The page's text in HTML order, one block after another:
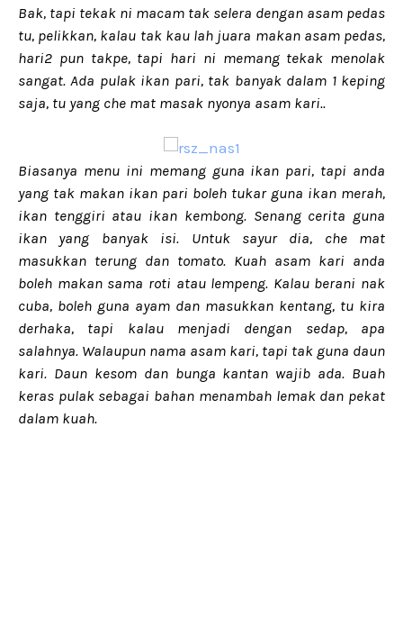
Bak, tapi tekak ni macam tak selera dengan asam pedas
tu, pelikkan, kalau tak kau lah juara makan asam pedas,
hari2 pun takpe, tapi hari ni memang tekak menolak
sangat. Ada pulak ikan pari, tak banyak dalam 1 keping
saja, tu yang che mat masak nyonya asam kari..
Biasanya menu ini memang guna ikan pari, tapi anda
yang tak makan ikan pari boleh tukar guna ikan merah,
ikan tenggiri atau ikan kembong. Senang cerita guna
ikan yang banyak isi. Untuk sayur dia, che mat
masukkan terung dan tomato. Kuah asam kari anda
boleh makan sama roti atau lempeng. Kalau berani nak
cuba, boleh guna ayam dan masukkan kentang, tu kira
derhaka, tapi kalau menjadi dengan sedap, apa
salahnya. Walaupun nama asam kari, tapi tak guna daun
kari. Daun kesom dan bunga kantan wajib ada. Buah
keras pulak sebagai bahan menambah lemak dan pekat
dalam kuah.